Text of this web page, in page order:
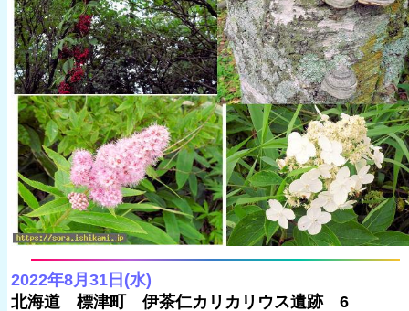
2022年8月31日(水)
北海道 標津町 伊茶仁カリカリウス遺跡 6